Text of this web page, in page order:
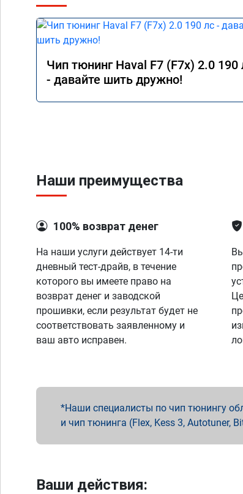
Чип тюнинг Haval F7 (F7x) 2.0 190
- давайте шить дружно!
Наши преимущества
100% возврат денег
На наши услуги действует 14-ти
дневный тест-драйв, в течение
которого вы имеете право на
возврат денег и заводской
прошивки, если результат будет не
соответствовать заявленному и
ваш авто исправен.
Наши специалисты по чип тюнингу
и чип тюнинга (Flex, Kess 3, Autotuner,
Ваши действия: